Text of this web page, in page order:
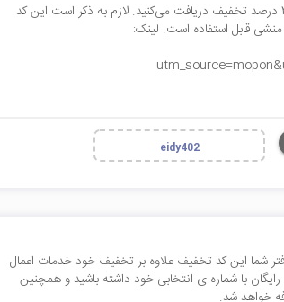
با ثبت این کد تخفیف در اولین خرید خود از دفتر شما، تا30 درصد تخفیف دریافت می‌کنید. لازم به ذکر است این کد
قابل استفاده است. لینک:
eidy402
شما این کد تخفیف علاوه بر تخفیف خود خدمات اعمال
با شماره ی انتخابی خود داشته باشید و همچنین